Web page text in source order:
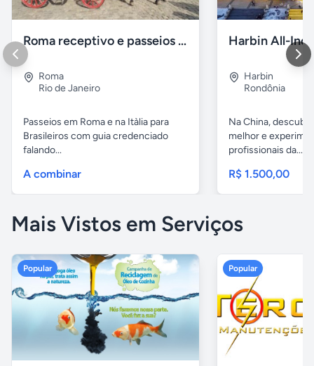
Roma receptivo e passeios com guia em portugues
Roma
Rio de Janeiro
Passeios em Roma e na Itàlia para
Brasileiros com guia credenciado
falando...
A combinar
Harbin
Rondônia
Na China,
melhor e
profissionais da...
R$ 1.500,00
Mais Vistos em Serviços
Popular Popular